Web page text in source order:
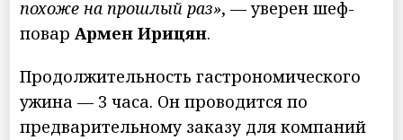
похоже на прошлый раз», — уверен шеф-
поварАрмен Ирицян.
Продолжительность гастрономического
ужина — 3 часа. Он проводится по
предварительному заказу для компаний